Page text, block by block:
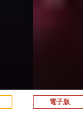
電子版